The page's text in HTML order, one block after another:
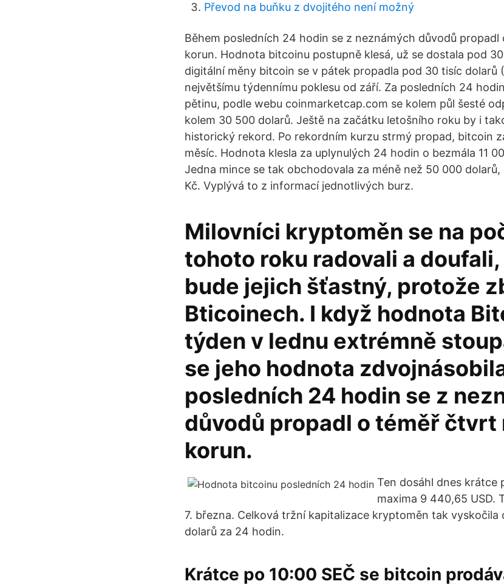
Převod na buňku z dvojitého není možný
Během posledních 24 hodin se z neznámých důvodů
korun. Hodnota bitcoinu postupně klesá, už se dostala pod
digitální měny bitcoin se v pátek propadla pod 30 tisíc dolarů
největšímu týdennímu poklesu od září. Za posledních 24
pětinu, podle webu coinmarketcap.com se kolem půl šesté
kolem 30 500 dolarů. Ještě na začátku letošního roku by i
historický rekord. Po rekordním kurzu strmý propad, bitcoin
měsíc. Hodnota klesla za uplynulých 24 hodin o bezmála 11
Jedna mince se tak obchodovala za méně než 50 000
Kč. Vyplývá to z informací jednotlivých burz.
Milovníci kryptoměn se na
tohoto roku radovali a
bude jejich šťastný, protože
Bticoinech. I když hodnota
týden v lednu extrémně
se jeho hodnota
posledních 24 hodin se z
důvodů propadl o téměř čtvrt
korun.
Ten dosáhl dnes krátce
maxima 9 440,65 USD.
7. března. Celková tržní kapitalizace kryptoměn tak vyskočila
dolarů za 24 hodin.
Krátce po 10:00 SEČ se bitcoin